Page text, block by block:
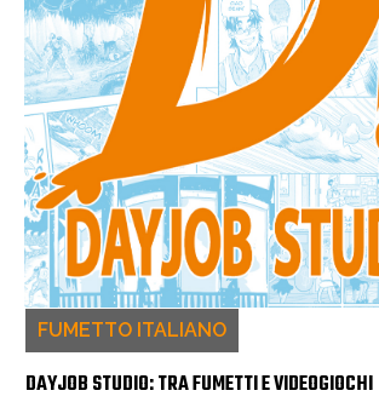
FUMETTO ITALIANO
DAYJOB STUDIO: TRA FUMETTI E VIDEOGIOCHI